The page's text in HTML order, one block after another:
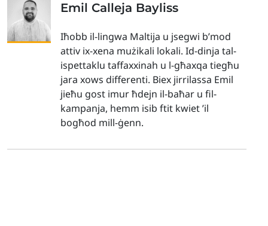
Emil Calleja Bayliss
Iħobb il-lingwa Maltija u jsegwi b’mod
attiv ix-xena mużikali lokali. Id-dinja tal-
ispettaklu taffaxxinah u l-għaxqa tiegħu
jara xows differenti. Biex jirrilassa Emil
jieħu gost imur ħdejn il-baħar u fil-
kampanja, hemm isib ftit kwiet ’il
bogħod mill-ġenn.